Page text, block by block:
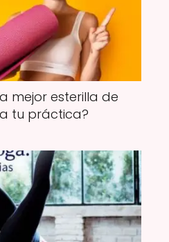
mejor esterilla de
tu práctica?